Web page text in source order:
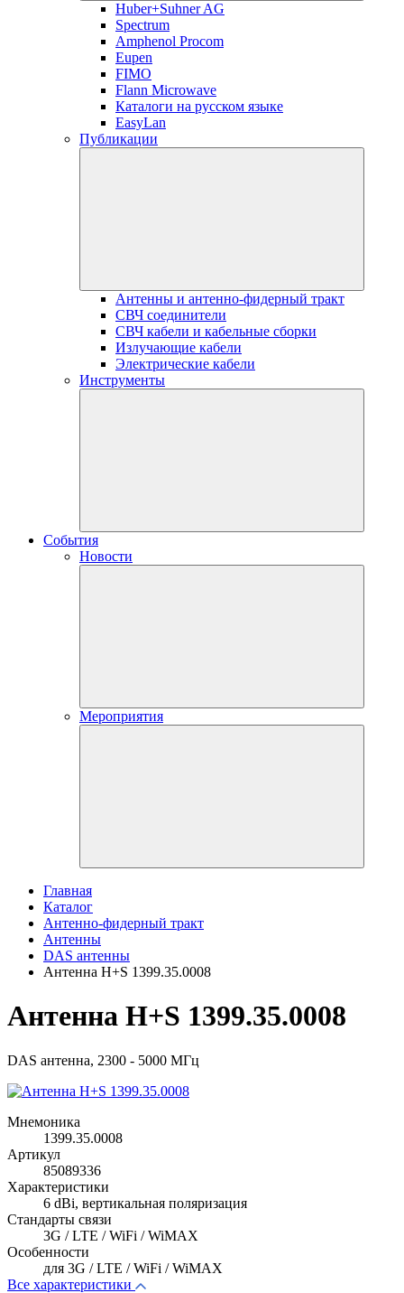
Huber+Suhner AG
Spectrum
Amphenol Procom
Eupen
FIMO
Flann Microwave
Каталоги на русском языке
EasyLan
Публикации
Антенны и антенно-фидерный тракт
СВЧ соединители
СВЧ кабели и кабельные сборки
Излучающие кабели
Электрические кабели
Инструменты
События
Новости
Мероприятия
Главная
Каталог
Антенно-фидерный тракт
Антенны
DAS антенны
Антенна H+S 1399.35.0008
Антенна H+S 1399.35.0008
DAS антенна, 2300 - 5000 МГц
Мнемоника
1399.35.0008
Артикул
85089336
Характеристики
6 dBi, вертикальная поляризация
Стандарты связи
3G / LTE / WiFi / WiMAX
Особенности
для 3G / LTE / WiFi / WiMAX
Все характеристики